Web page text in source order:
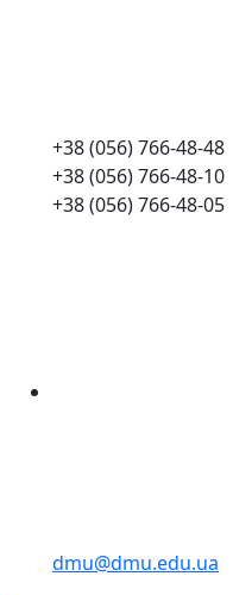
+38 (056) 766-48-48
+38 (056) 766-48-10
+38 (056) 766-48-05
dmu@dmu.edu.ua